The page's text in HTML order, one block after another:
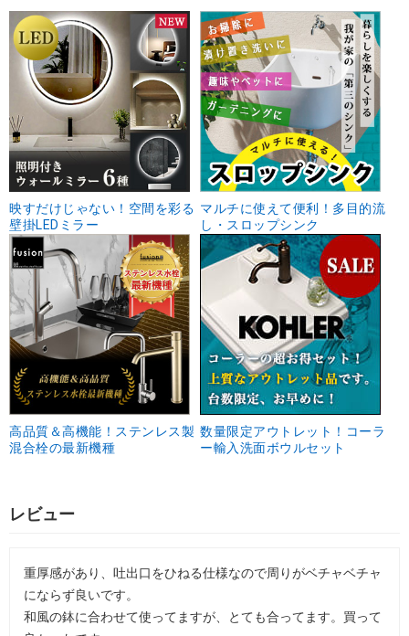
映すだけじゃない！空間を彩る
壁掛LEDミラー
マルチに使えて便利！多目的流
し・スロップシンク
高品質＆高機能！ステンレス製
混合栓の最新機種
数量限定アウトレット！コーラ
ー輸入洗面ボウルセット
レビュー
重厚感があり、吐出口をひねる仕様なので周りがベチャベチャ
にならず良いです。
和風の鉢に合わせて使ってますが、とても合ってます。買って